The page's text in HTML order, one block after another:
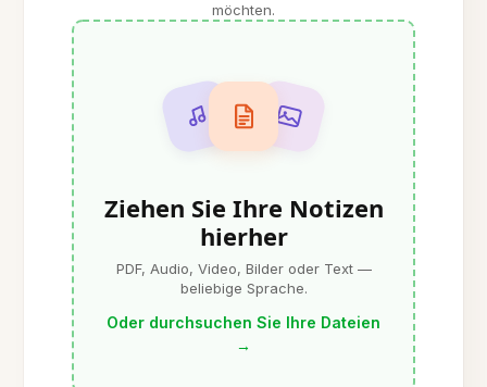
möchten.
Ziehen Sie Ihre Notizen
hierher
PDF, Audio, Video, Bilder oder Text —
beliebige Sprache.
Oder durchsuchen Sie Ihre Dateien
→